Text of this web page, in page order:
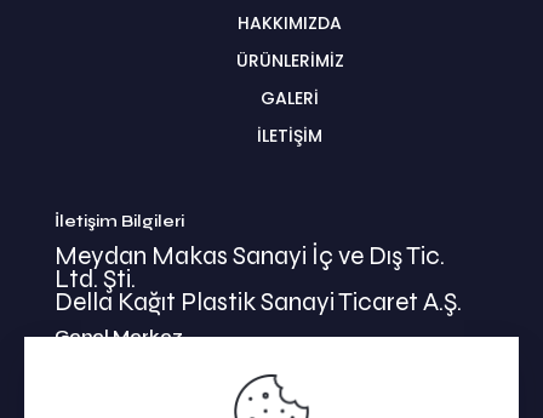
HAKKIMIZDA
ÜRÜNLERİMİZ
GALERİ
İLETİŞİM
İletişim Bilgileri
Meydan Makas Sanayi İç ve Dış Tic.
Ltd. Şti.
Della Kağıt Plastik Sanayi Ticaret A.Ş.
Genel Merkez
İkitelli Mehmet Akif Mahallesi
Bahariye Cad. Basın Ekspress Yolu No:47/1